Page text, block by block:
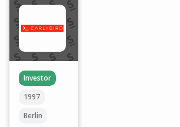
Investor
1997
Berlin